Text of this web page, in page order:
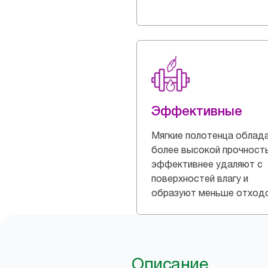
Эффективные
Мягкие полотенца
более высокой
эффективнее удаляют с
поверхностей влагу и
образуют меньше
Описание